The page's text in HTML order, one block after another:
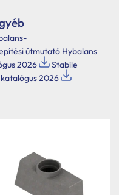
útmutató Hybalans
2026
Stabile
katalógus 2026